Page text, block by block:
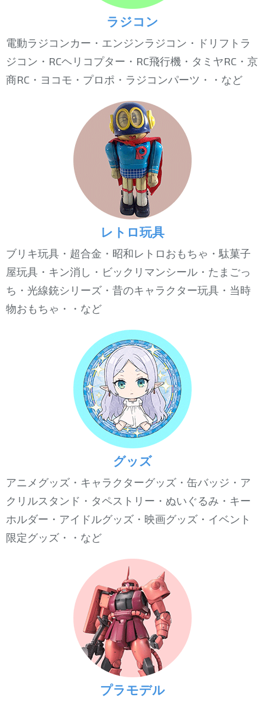
ラジコン
電動ラジコンカー・エンジンラジコン・ドリフトラ
ジコン・RCヘリコプター・RC飛行機・タミヤRC・京
商RC・ヨコモ・プロポ・ラジコンパーツ・・など
レトロ玩具
ブリキ玩具・超合金・昭和レトロおもちゃ・駄菓子
屋玩具・キン消し・ビックリマンシール・たまごっ
ち・光線銃シリーズ・昔のキャラクター玩具・当時
物おもちゃ・・など
グッズ
アニメグッズ・キャラクターグッズ・缶バッジ・ア
クリルスタンド・タペストリー・ぬいぐるみ・キー
ホルダー・アイドルグッズ・映画グッズ・イベント
限定グッズ・・など
プラモデル